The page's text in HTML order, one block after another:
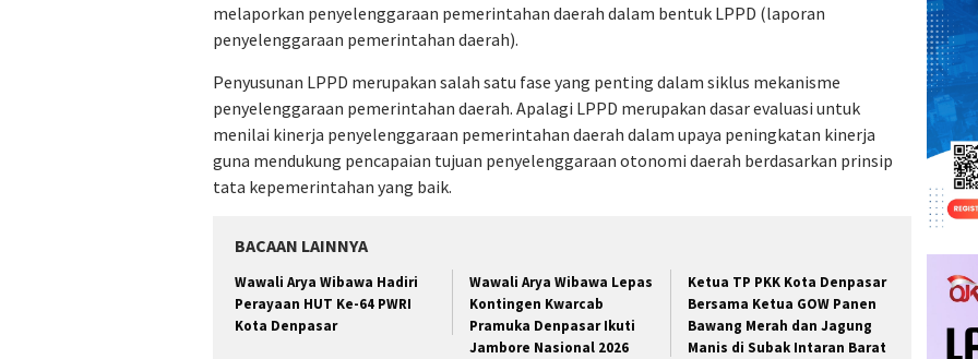
melaporkan penyelenggaraan pemerintahan daerah dalam bentuk LPPD (laporan
penyelenggaraan pemerintahan daerah).
Penyusunan LPPD merupakan salah satu fase yang penting dalam siklus mekanisme
penyelenggaraan pemerintahan daerah. Apalagi LPPD merupakan dasar evaluasi untuk
menilai kinerja penyelenggaraan pemerintahan daerah dalam upaya peningkatan kinerja
guna mendukung pencapaian tujuan penyelenggaraan otonomi daerah berdasarkan prinsip
tata kepemerintahan yang baik.
BACAAN LAINNYA
Wawali Arya Wibawa Hadiri
Perayaan HUT Ke-64 PWRI
Kota Denpasar
Wawali Arya Wibawa Lepas
Kontingen Kwarcab
Pramuka Denpasar Ikuti
Jambore Nasional 2026
Ketua TP PKK Kota Denpasar
Bersama Ketua GOW Panen
Bawang Merah dan Jagung
Manis di Subak Intaran Barat